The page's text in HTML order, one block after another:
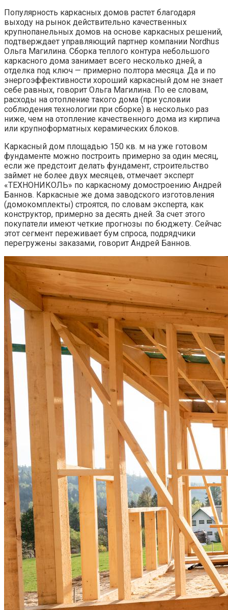
Популярность каркасных домов растет благодаря
выходу на рынок действительно качественных
крупнопанельных домов на основе каркасных решений,
подтверждает управляющий партнер компании Nordhus
Ольга Магилина. Сборка теплого контура небольшого
каркасного дома занимает всего несколько дней, а
отделка под ключ — примерно полтора месяца. Да и по
энергоэффективности хороший каркасный дом не знает
себе равных, говорит Ольга Магилина. По ее словам,
расходы на отопление такого дома (при условии
соблюдения технологии при сборке) в несколько раз
ниже, чем на отопление качественного дома из кирпича
или крупноформатных керамических блоков.
Каркасный дом площадью 150 кв. м на уже готовом
фундаменте можно построить примерно за один месяц,
если же предстоит делать фундамент, строительство
займет не более двух месяцев, отмечает эксперт
«ТЕХНОНИКОЛЬ» по каркасному домостроению Андрей
Баннов. Каркасные же дома заводского изготовления
(домокомплекты) строятся, по словам эксперта, как
конструктор, примерно за десять дней. За счет этого
покупатели имеют четкие прогнозы по бюджету. Сейчас
этот сегмент переживает бум спроса, подрядчики
перегружены заказами, говорит Андрей Баннов.